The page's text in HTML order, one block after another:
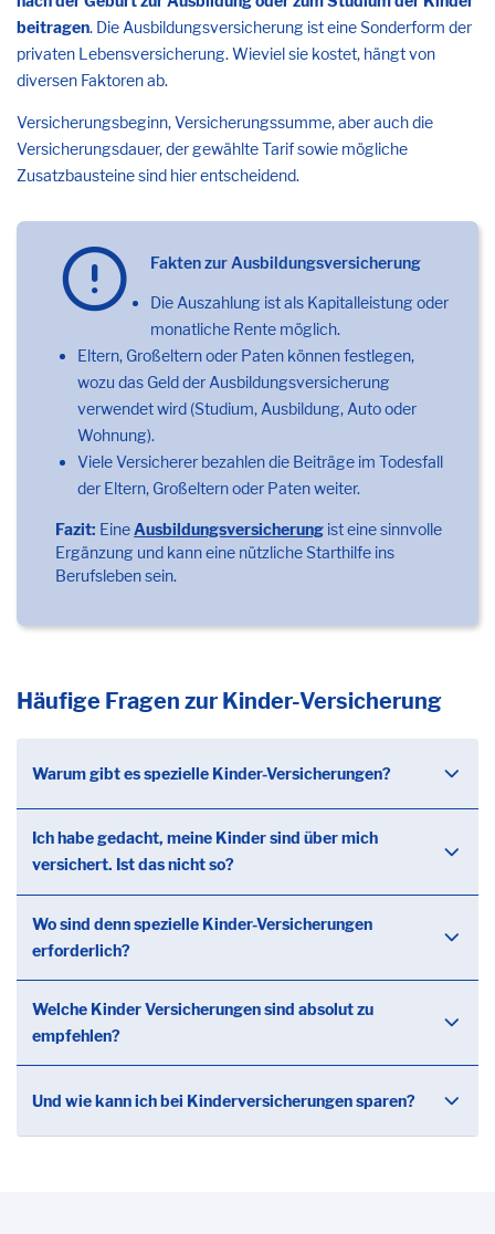
beitragen. Die Ausbildungsversicherung ist eine Sonderform der
privaten Lebensversicherung. Wieviel sie kostet, hängt von
diversen Faktoren ab.
Versicherungsbeginn, Versicherungssumme, aber auch die
Versicherungsdauer, der gewählte Tarif sowie mögliche
Zusatzbausteine sind hier entscheidend.
Fakten zur Ausbildungsversicherung
Die Auszahlung ist als Kapitalleistung oder
monatliche Rente möglich.
Eltern, Großeltern oder Paten können festlegen,
wozu das Geld der Ausbildungsversicherung
verwendet wird (Studium, Ausbildung, Auto oder
Wohnung).
Viele Versicherer bezahlen die Beiträge im Todesfall
der Eltern, Großeltern oder Paten weiter.
Fazit: EineAusbildungsversicherung ist eine sinnvolle
Ergänzung und kann eine nützliche Starthilfe ins
Berufsleben sein.
Häufige Fragen zur Kinder-Versicherung
Warum gibt es spezielle Kinder-Versicherungen?
Ich habe gedacht, meine Kinder sind über mich
versichert. Ist das nicht so?
Wo sind denn spezielle Kinder-Versicherungen
erforderlich?
Welche Kinder Versicherungen sind absolut zu
empfehlen?
Und wie kann ich bei Kinderversicherungen sparen?